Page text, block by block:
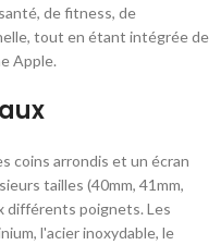
de fitness, de
tout en étant intégrée de
Apple.
coins arrondis et un écran
tailles (40mm, 41mm,
différents poignets. Les
l'acier inoxydable, le